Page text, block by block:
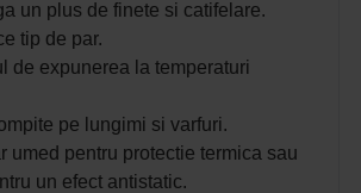
un plus de finete si catifelare.
tip de par.
de expunerea la temperaturi
pe lungimi si varfuri.
umed pentru protectie termica sau
un efect antistatic.